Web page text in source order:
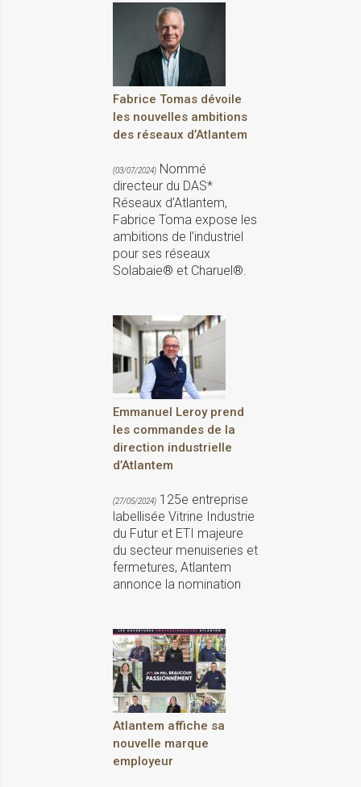
Fabrice Tomas dévoile
les nouvelles ambitions
des réseaux d’Atlantem
(03/07/2024) Nommé
directeur du DAS*
Réseaux d’Atlantem,
Fabrice Toma expose les
ambitions de l’industriel
pour ses réseaux
Solabaie® et Charuel®.
Emmanuel Leroy prend
les commandes de la
direction industrielle
d’Atlantem
(27/05/2024) 125e entreprise
labellisée Vitrine Industrie
du Futur et ETI majeure
du secteur menuiseries et
fermetures, Atlantem
annonce la nomination
Atlantem affiche sa
nouvelle marque
employeur